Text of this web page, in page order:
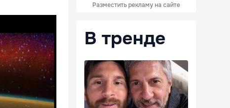
Разместить рекламу на сайте
В тренде